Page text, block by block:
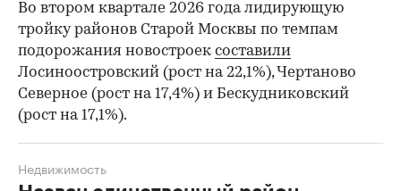
Во втором квартале 2026 года лидирующую
тройку районов Старой Москвы по темпам
подорожания новостроек составили
Лосиноостровский (рост на 22,1%), Чертаново
Северное (рост на 17,4%) и Бескудниковский
(рост на 17,1%).
Недвижимость